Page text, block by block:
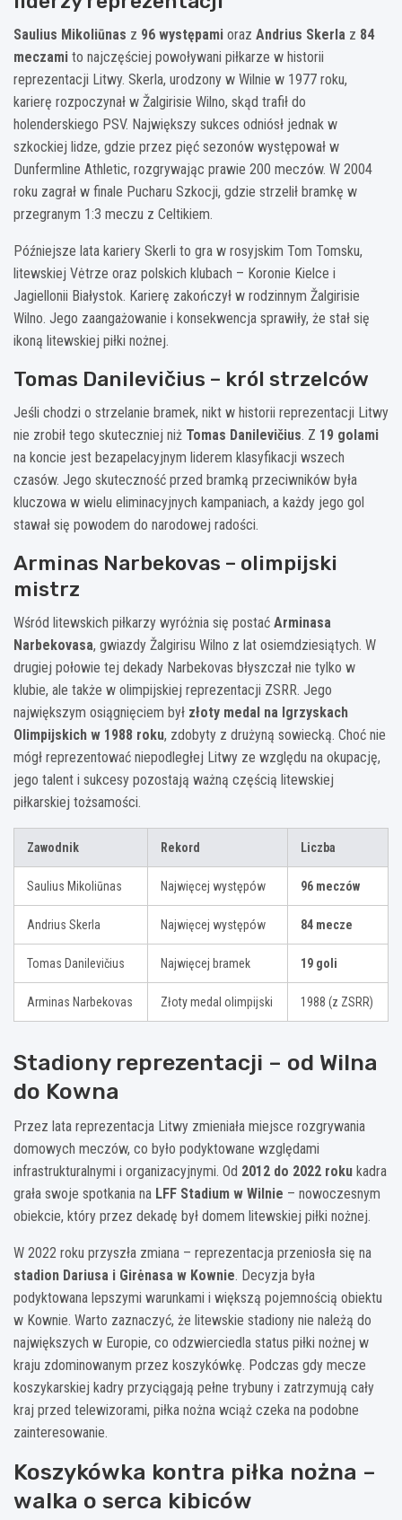
Saulius Mikoliūnas z 96 występami oraz Andrius Skerla z 84
meczami to najczęściej powoływani piłkarze w historii
reprezentacji Litwy. Skerla, urodzony w Wilnie w 1977 roku,
karierę rozpoczynał w Žalgirisie Wilno, skąd trafił do
holenderskiego PSV. Największy sukces odniósł jednak w
szkockiej lidze, gdzie przez pięć sezonów występował w
Dunfermline Athletic, rozgrywając prawie 200 meczów. W 2004
roku zagrał w finale Pucharu Szkocji, gdzie strzelił bramkę w
przegranym 1:3 meczu z Celtikiem.
Późniejsze lata kariery Skerli to gra w rosyjskim Tom Tomsku,
litewskiej Vėtrze oraz polskich klubach – Koronie Kielce i
Jagiellonii Białystok. Karierę zakończył w rodzinnym Žalgirisie
Wilno. Jego zaangażowanie i konsekwencja sprawiły, że stał się
ikoną litewskiej piłki nożnej.
Tomas Danilevičius – król strzelców
Jeśli chodzi o strzelanie bramek, nikt w historii reprezentacji Litwy
nie zrobił tego skuteczniej niż Tomas Danilevičius. Z 19 golami
na koncie jest bezapelacyjnym liderem klasyfikacji wszech
czasów. Jego skuteczność przed bramką przeciwników była
kluczowa w wielu eliminacyjnych kampaniach, a każdy jego gol
stawał się powodem do narodowej radości.
Arminas Narbekovas – olimpijski
mistrz
Wśród litewskich piłkarzy wyróżnia się postać Arminasa
Narbekovasa, gwiazdy Žalgirisu Wilno z lat osiemdziesiątych. W
drugiej połowie tej dekady Narbekovas błyszczał nie tylko w
klubie, ale także w olimpijskiej reprezentacji ZSRR. Jego
największym osiągnięciem był złoty medal na Igrzyskach
Olimpijskich w 1988 roku, zdobyty z drużyną sowiecką. Choć nie
mógł reprezentować niepodległej Litwy ze względu na okupację,
jego talent i sukcesy pozostają ważną częścią litewskiej
piłkarskiej tożsamości.
Zawodnik Rekord Liczba
Saulius Mikoliūnas Najwięcej występów 96 meczów
Andrius Skerla Najwięcej występów 84 mecze
Tomas Danilevičius Najwięcej bramek 19 goli
Arminas Narbekovas Złoty medal olimpijski 1988 (z ZSRR)
Stadiony reprezentacji – od Wilna
do Kowna
Przez lata reprezentacja Litwy zmieniała miejsce rozgrywania
domowych meczów, co było podyktowane względami
infrastrukturalnymi i organizacyjnymi. Od 2012 do 2022 roku kadra
grała swoje spotkania na LFF Stadium w Wilnie – nowoczesnym
obiekcie, który przez dekadę był domem litewskiej piłki nożnej.
W 2022 roku przyszła zmiana – reprezentacja przeniosła się na
stadion Dariusa i Girėnasa w Kownie. Decyzja była
podyktowana lepszymi warunkami i większą pojemnością obiektu
w Kownie. Warto zaznaczyć, że litewskie stadiony nie należą do
największych w Europie, co odzwierciedla status piłki nożnej w
kraju zdominowanym przez koszykówkę. Podczas gdy mecze
koszykarskiej kadry przyciągają pełne trybuny i zatrzymują cały
kraj przed telewizorami, piłka nożna wciąż czeka na podobne
zainteresowanie.
Koszykówka kontra piłka nożna –
walka o serca kibiców